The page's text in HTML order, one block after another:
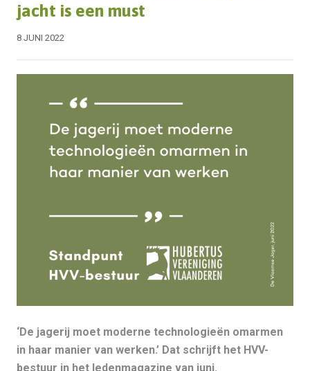
jacht is een must
8 JUNI 2022
‘De jagerij moet moderne technologieën omarmen
in haar manier van werken.’ Dat schrijft het HVV-
bestuur in het ledenmagazine van juni.